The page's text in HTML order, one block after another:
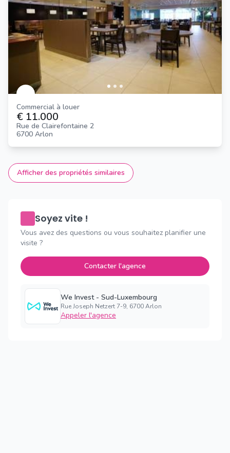
Commercial à louer
€ 11.000
Rue de Clairefontaine 2
6700 Arlon
Afficher des propriétés similaires
Soyez vite !
Vous avez des questions ou vous souhaitez planifier une
visite ?
Contacter l'agence
We Invest - Sud-Luxembourg
Rue Joseph Netzert 7-9, 6700 Arlon
Appeler l'agence